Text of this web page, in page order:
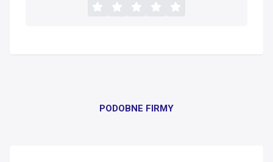
PODOBNE FIRMY